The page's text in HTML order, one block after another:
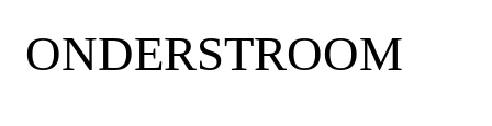
ONDERSTROOM